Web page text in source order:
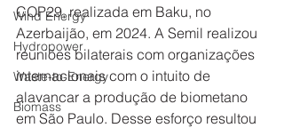
Wind Energy
Hydropower
Waste-to-Energy
Biomass
COP29, realizada em Baku, no
Azerbaijão, em 2024. A Semil realizou
reuniões bilaterais com organizações
internacionais com o intuito de
alavancar a produção de biometano
em São Paulo. Desse esforço resultou